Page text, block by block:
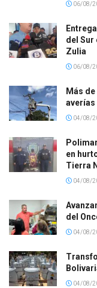
06/08/
del Sur
Zulia
06/08/
Más
04/08/
en
Tierra
04/08/
del
04/08/
04/08/